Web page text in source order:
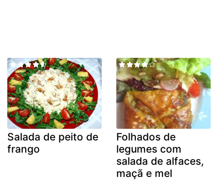
Salada de peito de
frango
Folhados de
legumes com
salada de alfaces,
maçã e mel